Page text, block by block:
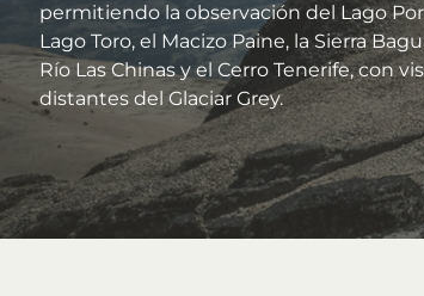
permitiendo la observación del Lago
Lago Toro, el Macizo Paine, la Sierra
Río Las Chinas y el Cerro Tenerife, con
distantes del Glaciar Grey.